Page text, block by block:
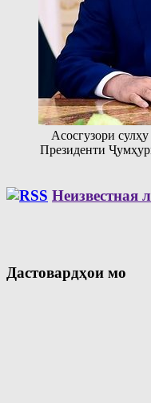
Асосгузори
Президенти
Неизвестная
Дастовардҳои мо